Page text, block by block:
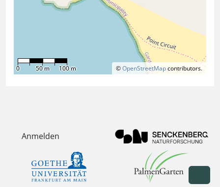
©OpenStreetMapcontributors.
0 50 m 100 m
Anmelden